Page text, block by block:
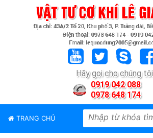
Hãy gọi cho chúng tôi
0919 042 088
0978 648 174
TRANG CHỦ
PHẨM
HIỆU